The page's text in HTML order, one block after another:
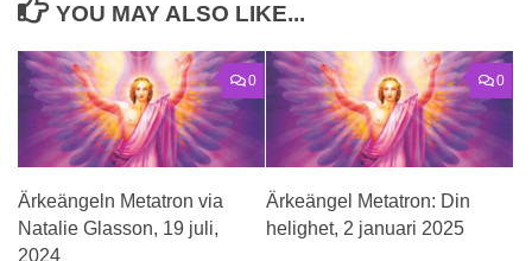
YOU MAY ALSO LIKE...
0
Ärkeängeln Metatron via
Natalie Glasson, 19 juli,
2024
0
Ärkeängel Metatron: Din
helighet, 2 januari 2025